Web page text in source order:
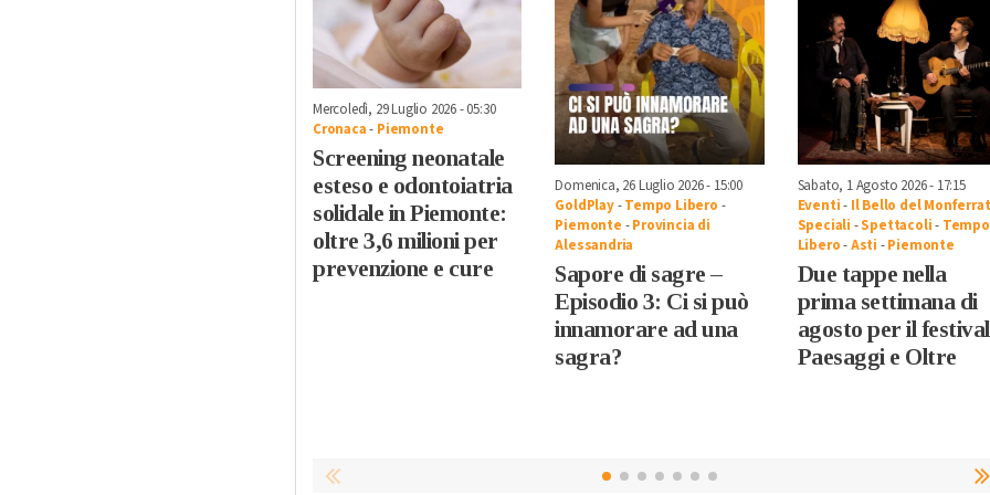
Mercoledì, 29 Luglio 2026 - 05:30
Cronaca- Piemonte
Screening neonatale
esteso e odontoiatria
solidale in Piemonte:
oltre 3,6 milioni per
prevenzione e cure
Domenica, 26 Luglio 2026 - 15:00
GoldPlay-Tempo Libero -
Piemonte -Provincia di
Alessandria
Sapore di sagre –
Episodio 3: Ci si può
innamorare ad una
sagra?
Sabato, 1 Agosto 2026 - 17:15
Eventi- Il Bello del
Speciali -Spettacoli- Tempo
Libero-Asti -Piemonte
Due tappe nella
prima settimana di
agosto per il festival
Paesaggi e Oltre